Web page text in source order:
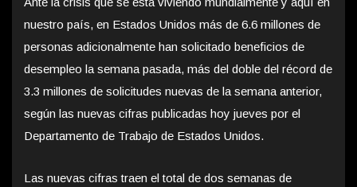
nuestro país, en Estados Unidos más de 6.6 millones de
personas adicionalmente han solicitado beneficios de
desempleo la semana pasada, más del doble del récord de
3.3 millones de solicitudes nuevas de la semana anterior,
según las nuevas cifras publicadas hoy jueves por el
Departamento de Trabajo de Estados Unidos.
Las nuevas cifras traen el total de dos semanas de